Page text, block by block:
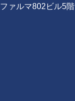
ファルマ802ビル5階